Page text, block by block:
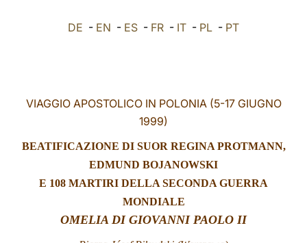
LATINE
DE - EN - ES - FR - IT - PL - PT
VIAGGIO APOSTOLICO IN POLONIA (5-17 GIUGNO
1999)
BEATIFICAZIONE DI SUOR REGINA PROTMANN,
EDMUND BOJANOWSKI
E 108 MARTIRI DELLA SECONDA GUERRA
MONDIALE
OMELIA DI GIOVANNI PAOLO II